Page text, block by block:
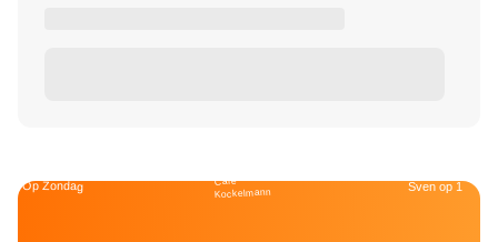
Op Zondag Café
Kockelmann Sven op 1